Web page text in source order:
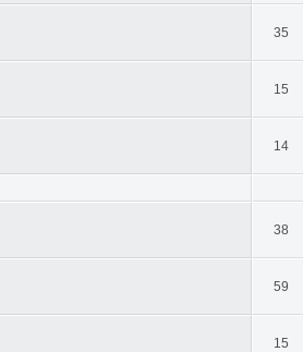
35
15
14
38
59
15